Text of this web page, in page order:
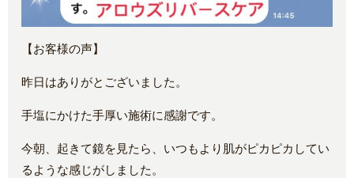
【お客様の声】
昨日はありがとございました。
手塩にかけた手厚い施術に感謝です。
今朝、起きて鏡を見たら、いつもより肌がピカピカしてい
るような感じがしました。